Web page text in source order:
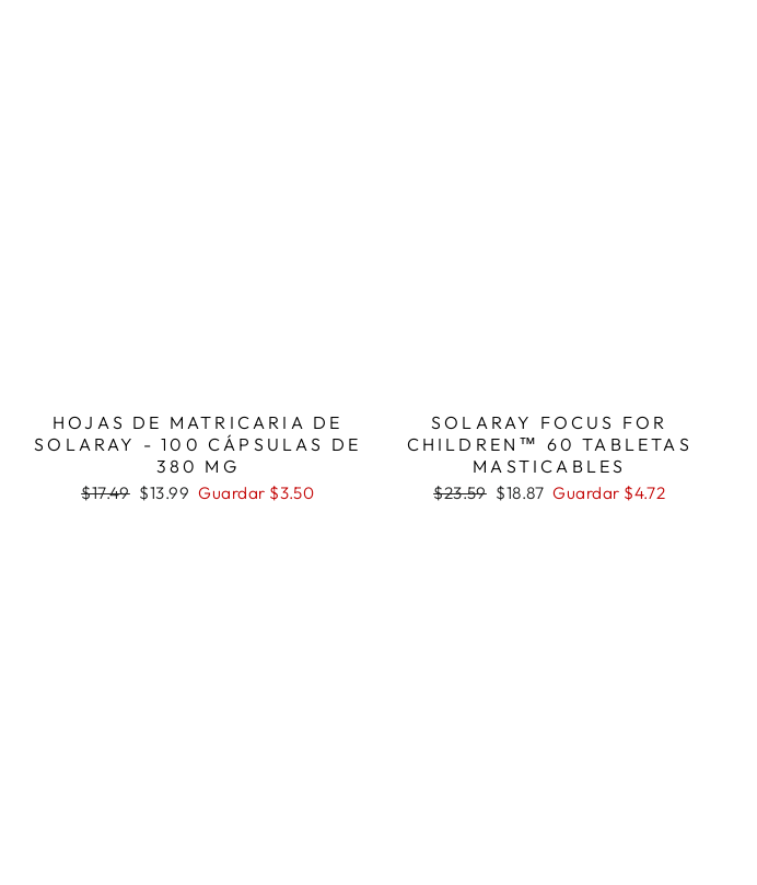
HOJAS DE MATRICARIA DE
SOLARAY - 100 CÁPSULAS DE
380 MG
Precio
$17.49 Precio
$13.99 Guardar $3.50
SOLARAY FOCUS FOR
CHILDREN™ 60 TABLETAS
MASTICABLES
Precio
$23.59 Precio
$18.87 Guardar $4.72